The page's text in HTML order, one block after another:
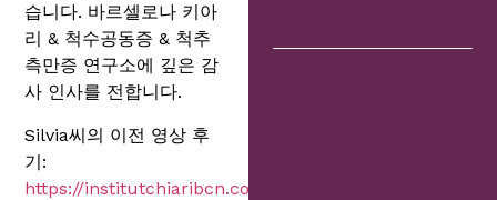
습니다. 바르셀로나 키아
리 & 척수공동증 & 척추
측만증 연구소에 깊은 감
사 인사를 전합니다.
Silvia씨의 이전 영상 후
기:
https://institutchiaribcn.com/ko/silvia-